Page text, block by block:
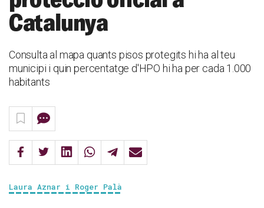
Catalunya
Consulta al mapa quants pisos protegits hi ha al teu
municipi i quin percentatge d'HPO hi ha per cada 1.000
habitants
Laura Aznar i Roger Palà